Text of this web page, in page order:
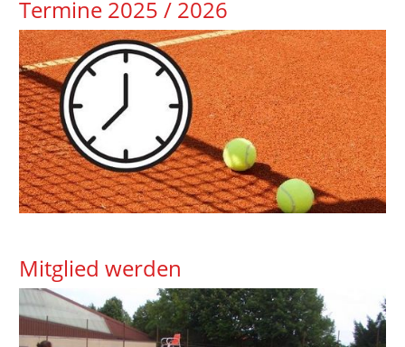
Termine 2025 / 2026
Mitglied werden